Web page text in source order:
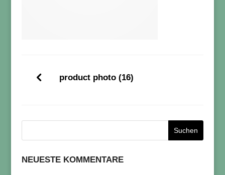
product photo (16)
NEUESTE KOMMENTARE